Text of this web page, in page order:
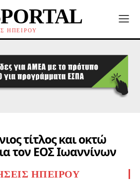
ΗΠΕΙΡΟΥ
τίτλος και οκτώ
τον ΕΟΣ Ιωαννίνων
ΗΠΕΊΡΟΥ